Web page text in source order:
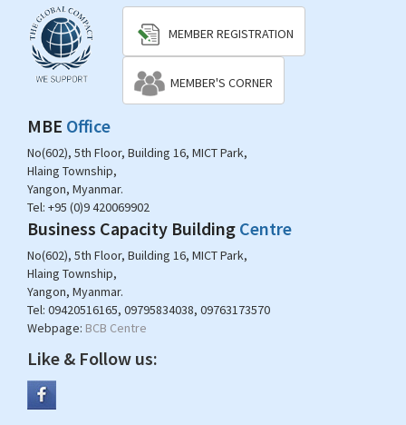
MEMBER REGISTRATION
MEMBER'S CORNER
MBE Office
No(602), 5th Floor, Building 16, MICT Park,
Hlaing Township,
Yangon, Myanmar.
Tel: +95 (0)9 420069902
Business Capacity Building Centre
No(602), 5th Floor, Building 16, MICT Park,
Hlaing Township,
Yangon, Myanmar.
Tel: 09420516165, 09795834038, 09763173570
Webpage: BCB Centre
Like & Follow us: